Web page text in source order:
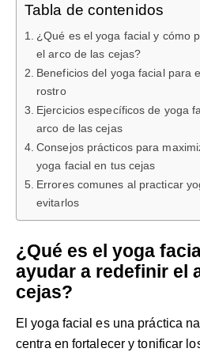
Tabla de contenidos
¿Qué es el yoga facial y cómo
el arco de las cejas?
Beneficios del yoga facial para
rostro
Ejercicios específicos de yoga
arco de las cejas
Consejos prácticos para
yoga facial en tus cejas
Errores comunes al practicar
evitarlos
¿Qué es el yoga
ayudar a redefinir el
cejas?
El yoga facial es una práctica
centra en fortalecer y tonificar